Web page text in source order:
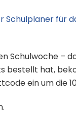
Schulplaner für
Schulwoche –
bestellt hat,
ein um die